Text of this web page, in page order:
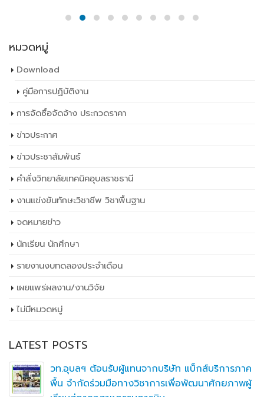
อุบลราชธานี ปฏิบัติหน้าที่ ผู้อำนวยการสำนักงานอาชีวศึกษา
FacebookTwitterLine
หมวดหมู่
Download
คู่มือการปฏิบัติงาน
การจัดซื้อจัดจ้าง ประกวดราคา
ข่าวประกาศ
ข่าวประชาสัมพันธ์
คำสั่งวิทยาลัยเทคนิคอุบลราชธานี
งานแข่งขันทักษะวิชาชีพ วิชาพื้นฐาน
จดหมายข่าว
นักเรียน นักศึกษา
เผยเเพร่ผลงาน/งานวิจัย
ไม่มีหมวดหมู่